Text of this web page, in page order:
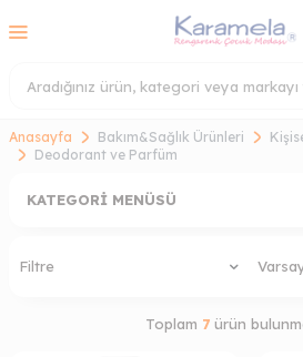
Anasayfa Bakım&Sağlık Ürünleri
Deodorant ve Parfüm
KATEGORI MENÜSÜ
Filtre
Toplam 7ürün